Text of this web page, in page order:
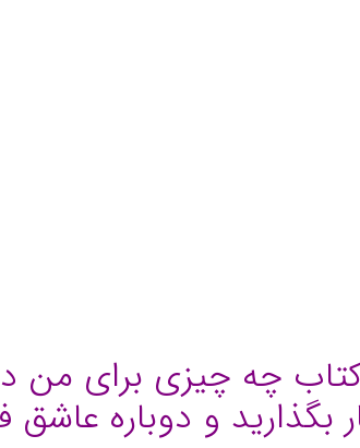
چه چیزی برای من
بگذارید و دوباره